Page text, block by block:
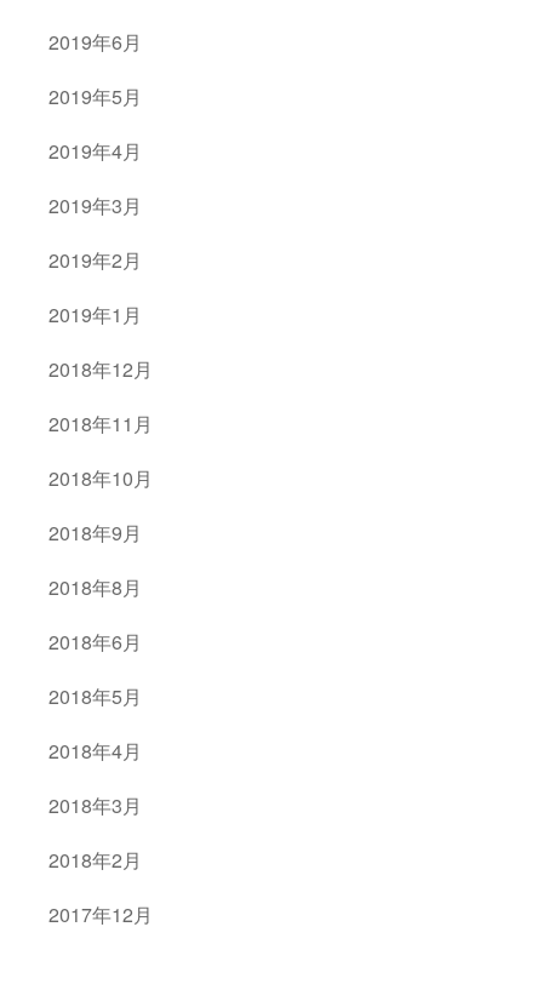
2019年6月
2019年5月
2019年4月
2019年3月
2019年2月
2019年1月
2018年12月
2018年11月
2018年10月
2018年9月
2018年8月
2018年6月
2018年5月
2018年4月
2018年3月
2018年2月
2017年12月